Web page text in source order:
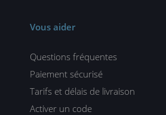
Vous aider
Questions fréquentes
Paiement sécurisé
Tarifs et délais de livraison
Activer un code